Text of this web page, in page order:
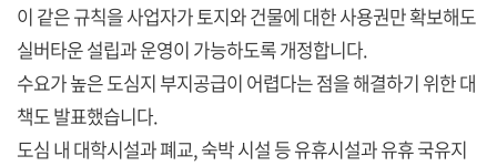
이 같은 규칙을 사업자가 토지와 건물에 대한 사용권만 확보해도
실버타운 설립과 운영이 가능하도록 개정합니다.
수요가 높은 도심지 부지공급이 어렵다는 점을 해결하기 위한 대
책도 발표했습니다.
도심 내 대학시설과 폐교, 숙박 시설 등 유휴시설과 유휴 국유지